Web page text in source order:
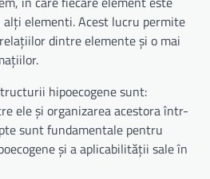
elementi. Acest lucru permite
dintre elemente și o mai
hipoecogene sunt:
ele și organizarea acestora într-
sunt fundamentale pentru
și a aplicabilității sale în